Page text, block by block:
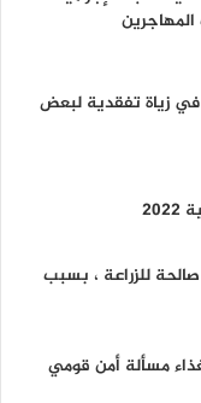
زياة تفقدية لبعض
للزراعة ، بسبب
مسألة أمن قومي